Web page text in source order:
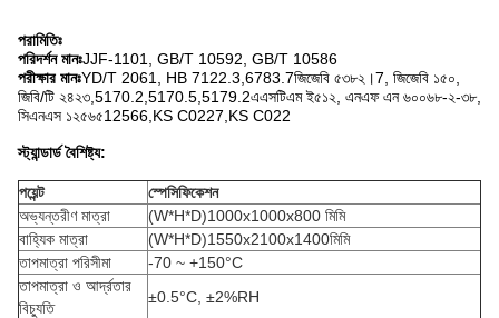
পরামিতিঃ
পরিদর্শন মানঃJJF-1101, GB/T 10592, GB/T 10586
পরীক্ষার মানঃYD/T 2061, HB 7122.3,6783.7জিজেবি ৫৩৮২।7, জিজেবি ১৫০,
জিবি/টি ২৪২৩,5170.2,5170.5,5179.2এএসটিএম ই৫১২, এনএফ এন ৬০০৬৮-২-৩৮,
সিএনএস ১২৫৬৫12566,KS C0227,KS C022
স্ট্যান্ডার্ড বৈশিষ্ট্য:
পয়েন্ট
স্পেসিফিকেশন
অভ্যন্তরীণ মাত্রা
(W*H*D)1000x1000x800 মিমি
বাহ্যিক মাত্রা
(W*H*D)1550x2100x1400মিমি
তাপমাত্রা পরিসীমা
-70 ~ +150°C
তাপমাত্রা ও আর্দ্রতার
বিচ্যুতি
±0.5°C, ±2%RH